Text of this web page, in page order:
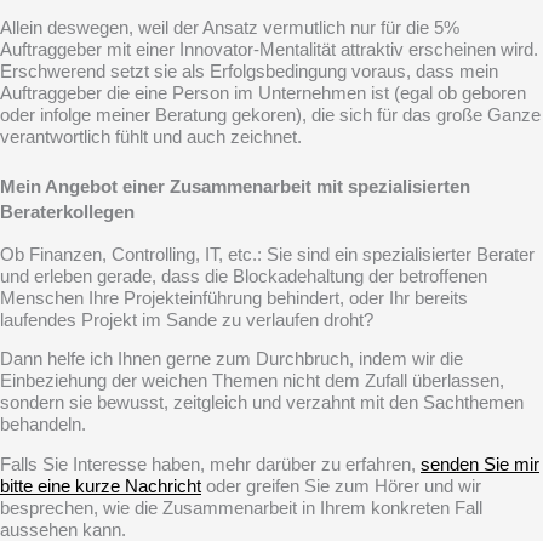
Allein deswegen, weil der Ansatz vermutlich nur für die 5%
Auftraggeber mit einer Innovator-Mentalität attraktiv erscheinen wird.
Erschwerend setzt sie als Erfolgsbedingung voraus, dass mein
Auftraggeber die eine Person im Unternehmen ist (egal ob geboren
oder infolge meiner Beratung gekoren), die sich für das große Ganze
verantwortlich fühlt und auch zeichnet.
Mein Angebot einer Zusammenarbeit mit spezialisierten
Beraterkollegen
Ob Finanzen, Controlling, IT, etc.: Sie sind ein spezialisierter Berater
und erleben gerade, dass die Blockadehaltung der betroffenen
Menschen Ihre Projekteinführung behindert, oder Ihr bereits
laufendes Projekt im Sande zu verlaufen droht?
Dann helfe ich Ihnen gerne zum Durchbruch, indem wir die
Einbeziehung der weichen Themen nicht dem Zufall überlassen,
sondern sie bewusst, zeitgleich und verzahnt mit den Sachthemen
behandeln.
Falls Sie Interesse haben, mehr darüber zu erfahren, senden Sie mir
bitte eine kurze Nachricht oder greifen Sie zum Hörer und wir
besprechen, wie die Zusammenarbeit in Ihrem konkreten Fall
aussehen kann.